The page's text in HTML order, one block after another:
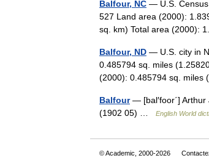
Balfour, NC — U.S. Census
527 Land area (2000):
sq. km) Total area (2000):
Balfour, ND — U.S. city in
0.485794 sq. miles
(2000): 0.485794 sq.
Balfour— [bal′foor΄] Arthur
(1902 05) …
English World
© Academic, 2000-2026